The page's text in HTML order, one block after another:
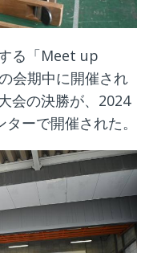
る「Meet up
会期中に開催され
会の決勝が、2024
ーで開催された。